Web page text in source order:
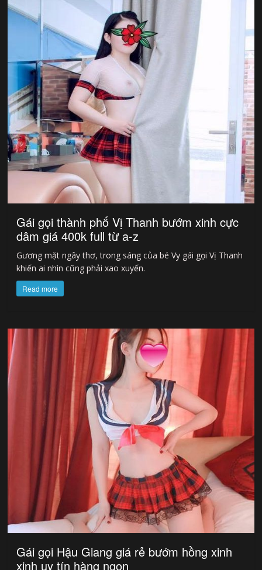
Gái gọi thành phố Vị Thanh bướm xinh cực
dâm giá 400k full từ a-z
Gương mặt ngây thơ, trong sáng của bé Vy gái gọi Vị Thanh
khiến ai nhìn cũng phải xao xuyến.
Read more
Gái gọi Hậu Giang giá rẻ bướm hồng xinh
xinh uy tín hàng ngon